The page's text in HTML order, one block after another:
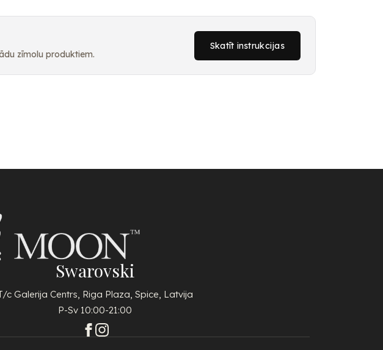
zīmolu produktiem.
Skatīt instrukcijas
Swarovski
c Galerija Centrs, Riga Plaza, Spice, Latvija
P-Sv 10:00-21:00